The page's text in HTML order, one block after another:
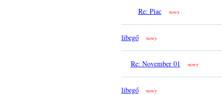
Re: Piac nowy
libegő nowy
Re: November 01 nowy
libegő nowy